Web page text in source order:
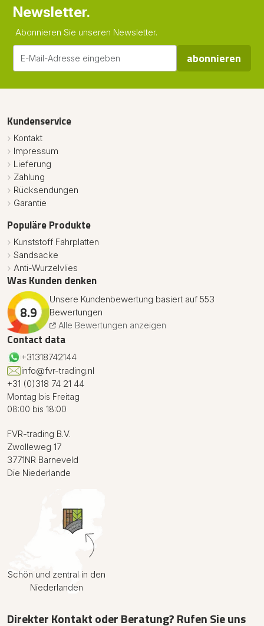
Newsletter.
Abonnieren Sie unseren Newsletter.
abonnieren
Kundenservice
Kontakt
Impressum
Lieferung
Zahlung
Rücksendungen
Garantie
Populäre Produkte
Kunststoff Fahrplatten
Sandsacke
Anti-Wurzelvlies
Was Kunden denken
8.9
Unsere Kundenbewertung basiert auf 553
Bewertungen
Alle Bewertungen anzeigen
Contact data
+31318742144
info@fvr-trading.nl
+31 (0)318 74 21 44
Montag bis Freitag
08:00 bis 18:00
FVR-trading B.V.
Zwolleweg 17
3771NR Barneveld
Die Niederlande
Schön und zentral in den
Niederlanden
Direkter Kontakt oder Beratung? Rufen Sie uns